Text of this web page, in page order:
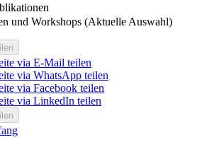
und Workshops (Aktuelle Auswahl)
via E-Mail teilen
via WhatsApp teilen
via Facebook teilen
via LinkedIn teilen